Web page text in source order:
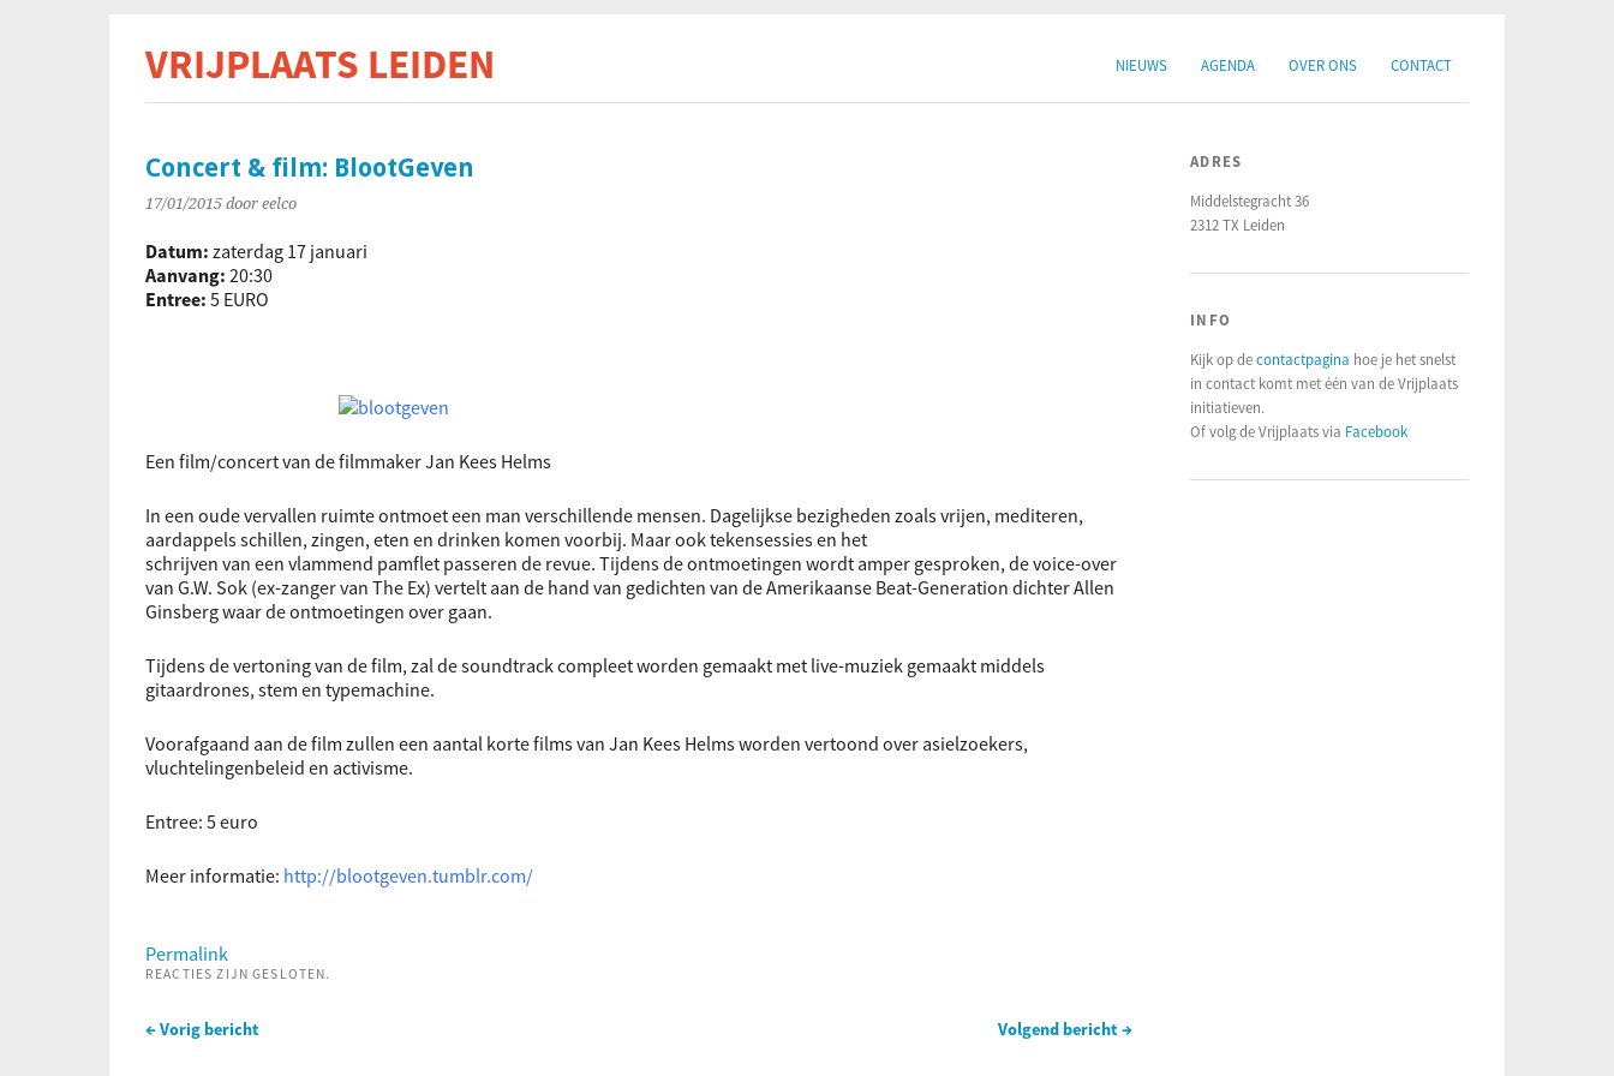
NIEUWS AGENDA OVER ONS CONTACT
VRIJPLAATS LEIDEN
Concert & film: BlootGeven
17/01/2015 door eelco
Datum: zaterdag 17 januari
Aanvang: 20:30
Entree: 5 EURO
Een film/concert van de filmmaker Jan Kees Helms
In een oude vervallen ruimte ontmoet een man verschillende mensen. Dagelijkse bezigheden zoals vrijen, mediteren,
aardappels schillen, zingen, eten en drinken komen voorbij. Maar ook tekensessies en het
schrijven van een vlammend pamflet passeren de revue. Tijdens de ontmoetingen wordt amper gesproken, de voice-over
van G.W. Sok (ex-zanger van The Ex) vertelt aan de hand van gedichten van de Amerikaanse Beat-Generation dichter Allen
Ginsberg waar de ontmoetingen over gaan.
Tijdens de vertoning van de film, zal de soundtrack compleet worden gemaakt met live-muziek gemaakt middels
gitaardrones, stem en typemachine.
Voorafgaand aan de film zullen een aantal korte films van Jan Kees Helms worden vertoond over asielzoekers,
vluchtelingenbeleid en activisme.
Entree: 5 euro
Meer informatie: http://blootgeven.tumblr.com/
Permalink
REACTIES ZIJN GESLOTEN.
← Vorig bericht Volgend bericht →
ADRES
Middelstegracht 36
2312 TX Leiden
INFO
Kijk op decontactpagina hoe je het snelst
in contact komt met één van de Vrijplaats
initiatieven.
Of volg de Vrijplaats via Facebook